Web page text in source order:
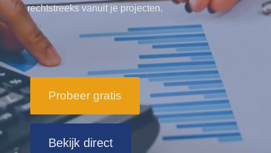
rechtstreeks vanuit je projecten.
Probeer gratis
Bekijk direct